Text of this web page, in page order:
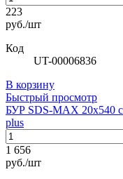
223
руб./шт
Код
UT-00006836
В корзину
Быстрый просмотр
БУР SDS-MAX 20х540
plus
1 656
руб./шт